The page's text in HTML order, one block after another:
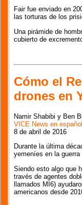
Fair fue enviado en
las torturas de los
Una pirámide de
cubierto de
Cómo el
drones en
Namir Shabibi y Ben
VICE News en español
8 de abril de 2016
Durante la última
yemeníes en la
Siendo esto algo que
través de agentes
llamados MI6)
americanos desde